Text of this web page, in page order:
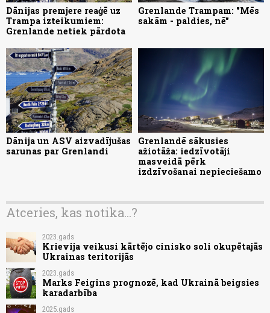
Dānijas premjere reaģē uz
Trampa izteikumiem:
Grenlande netiek pārdota
Grenlande Trampam: "Mēs
sakām - paldies, nē"
Dānija un ASV aizvadījušas
sarunas par Grenlandi
Grenlandē sākusies
ažiotāža: iedzīvotāji
masveidā pērk
izdzīvošanai nepieciešamo
Atceries, kas notika...?
2023.gads
Krievija veikusi kārtējo cinisko soli okupētajās
Ukrainas teritorijās
2023.gads
Marks Feigins prognozē, kad Ukrainā beigsies
karadarbība
2025.gads